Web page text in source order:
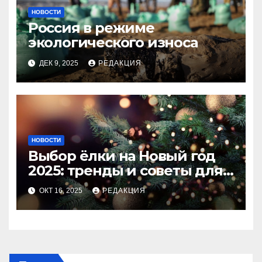
НОВОСТИ
Россия в режиме
экологического износа
ДЕК 9, 2025 РЕДАКЦИЯ
НОВОСТИ
Выбор ёлки на Новый год
2025: тренды и советы для
идеального праздника
ОКТ 16, 2025 РЕДАКЦИЯ